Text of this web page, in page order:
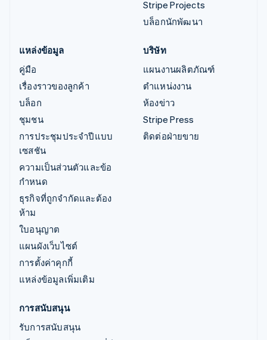
Stripe Projects
บล็อกนักพัฒนา
แหล่งข้อมูล
คู่มือ
เรื่องราวของลูกค้า
บล็อก
ชุมชน
การประชุมประจำปีแบบ
เซสชัน
ความเป็นส่วนตัวและข้อ
กำหนด
ธุรกิจที่ถูกจำกัดและต้อง
ห้าม
ใบอนุญาต
แผนผังเว็บไซต์
การตั้งค่าคุกกี้
แหล่งข้อมูลเพิ่มเติม
บริษัท
แผนงานผลิตภัณฑ์
ตำแหน่งงาน
ห้องข่าว
Stripe Press
ติดต่อฝ่ายขาย
การสนับสนุน
รับการสนับสนุน